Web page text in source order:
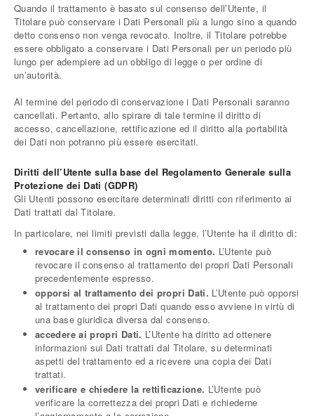
Quando il trattamento è basato sul consenso dell’Utente, il
Titolare può conservare i Dati Personali più a lungo sino a quando
detto consenso non venga revocato. Inoltre, il Titolare potrebbe
essere obbligato a conservare i Dati Personali per un periodo più
lungo per adempiere ad un obbligo di legge o per ordine di
un’autorità.
Al termine del periodo di conservazione i Dati Personali saranno
cancellati. Pertanto, allo spirare di tale termine il diritto di
accesso, cancellazione, rettificazione ed il diritto alla portabilità
dei Dati non potranno più essere esercitati.
Diritti dell’Utente sulla base del Regolamento Generale sulla
Protezione dei Dati (GDPR)
Gli Utenti possono esercitare determinati diritti con riferimento ai
Dati trattati dal Titolare.
In particolare, nei limiti previsti dalla legge, l’Utente ha il diritto di:
revocare il consenso in ogni momento. L’Utente può
revocare il consenso al trattamento dei propri Dati Personali
precedentemente espresso.
opporsi al trattamento dei propri Dati. L’Utente può opporsi
al trattamento dei propri Dati quando esso avviene in virtù di
una base giuridica diversa dal consenso.
accedere ai propri Dati. L’Utente ha diritto ad ottenere
informazioni sui Dati trattati dal Titolare, su determinati
aspetti del trattamento ed a ricevere una copia dei Dati
trattati.
verificare e chiedere la rettificazione. L’Utente può
verificare la correttezza dei propri Dati e richiederne